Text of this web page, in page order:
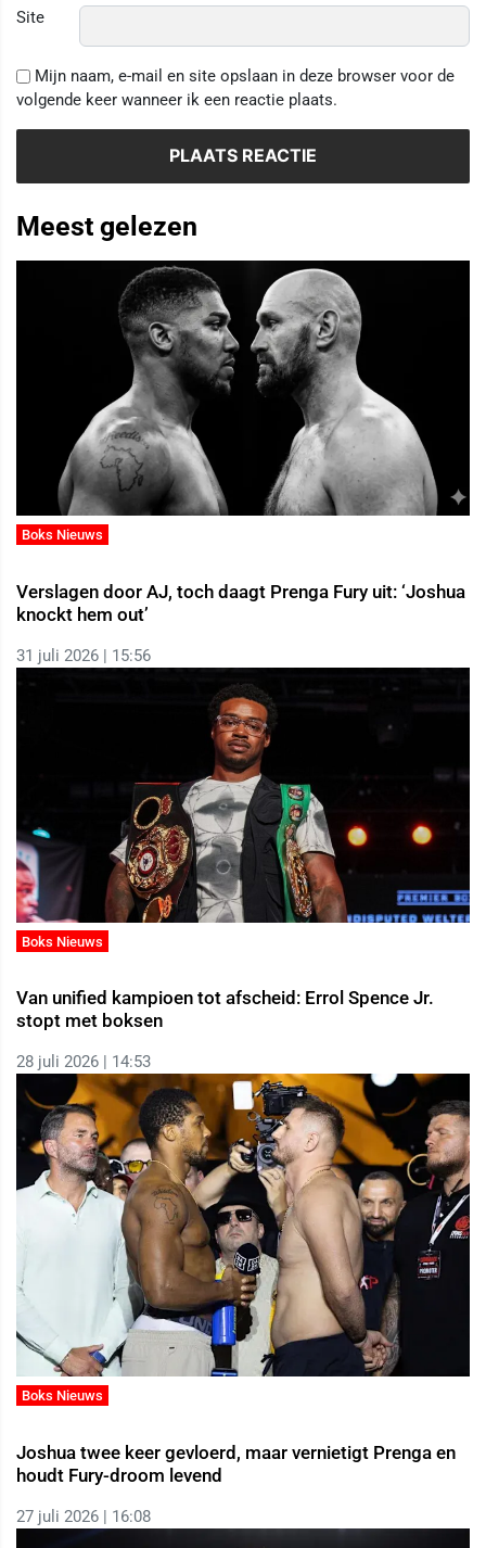
Site
Mijn naam, e-mail en site opslaan in deze browser voor de
volgende keer wanneer ik een reactie plaats.
Meest gelezen
Boks Nieuws
Verslagen door AJ, toch daagt Prenga Fury uit: ‘Joshua
knockt hem out’
31 juli 2026 | 15:56
Boks Nieuws
Van unified kampioen tot afscheid: Errol Spence Jr.
stopt met boksen
28 juli 2026 | 14:53
Boks Nieuws
Joshua twee keer gevloerd, maar vernietigt Prenga en
houdt Fury-droom levend
27 juli 2026 | 16:08